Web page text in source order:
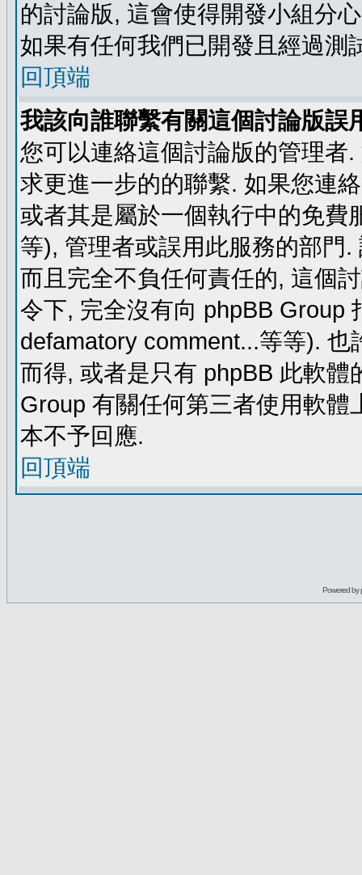
的討論版, 這會使得開發小組分
如果有任何我們已開發且經過測
回頂端
我該向誰聯繫有關這個討論版誤
您可以連絡這個討論版的管理者
求更進一步的的聯繫. 如果您連
或者其是屬於一個執行中的免費
等), 管理者或誤用此服務的部門
而且完全不負任何責任的, 這個
令下, 完全沒有向 phpBB Group
defamatory comment...等等).
而得, 或者是只有 phpBB 此軟
Group 有關任何第三者使用軟
本不予回應.
回頂端
Powered by